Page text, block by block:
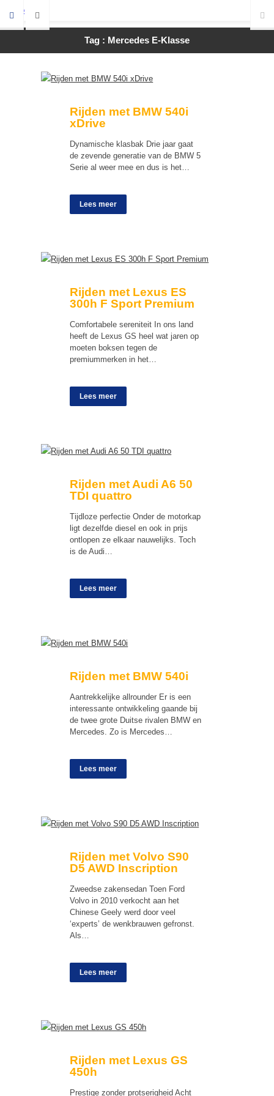
Tag : Mercedes E-Klasse
Rijden met BMW 540i
xDrive
Dynamische klasbak Drie jaar gaat
de zevende generatie van de BMW 5
Serie al weer mee en dus is het…
Lees meer
Rijden met Lexus ES
300h F Sport Premium
Comfortabele sereniteit In ons land
heeft de Lexus GS heel wat jaren op
moeten boksen tegen de
premiummerken in het…
Lees meer
Rijden met Audi A6 50
TDI quattro
Tijdloze perfectie Onder de motorkap
ligt dezelfde diesel en ook in prijs
ontlopen ze elkaar nauwelijks. Toch
is de Audi…
Lees meer
Rijden met BMW 540i
Aantrekkelijke allrounder Er is een
interessante ontwikkeling gaande bij
de twee grote Duitse rivalen BMW en
Mercedes. Zo is Mercedes…
Lees meer
Rijden met Volvo S90
D5 AWD Inscription
Zweedse zakensedan Toen Ford
Volvo in 2010 verkocht aan het
Chinese Geely werd door veel
‘experts’ de wenkbrauwen gefronst.
Als…
Lees meer
Rijden met Lexus GS
450h
Prestige zonder protserigheid Acht